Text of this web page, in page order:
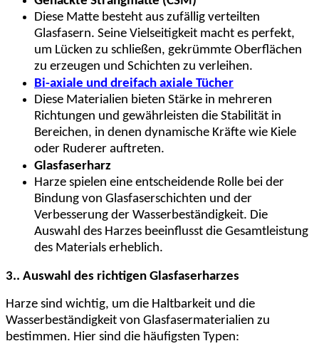
Diese Matte besteht aus zufällig verteilten
Glasfasern. Seine Vielseitigkeit macht es perfekt,
um Lücken zu schließen, gekrümmte Oberflächen
zu erzeugen und Schichten zu verleihen.
Bi-axiale und dreifach axiale Tücher
Diese Materialien bieten Stärke in mehreren
Richtungen und gewährleisten die Stabilität in
Bereichen, in denen dynamische Kräfte wie Kiele
oder Ruderer auftreten.
Glasfaserharz
Harze spielen eine entscheidende Rolle bei der
Bindung von Glasfaserschichten und der
Verbesserung der Wasserbeständigkeit. Die
Auswahl des Harzes beeinflusst die Gesamtleistung
des Materials erheblich.
3.. Auswahl des richtigen Glasfaserharzes
Harze sind wichtig, um die Haltbarkeit und die
Wasserbeständigkeit von Glasfasermaterialien zu
bestimmen. Hier sind die häufigsten Typen: